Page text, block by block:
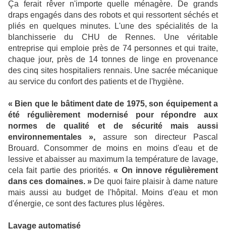
Ça ferait rêver n'importe quelle ménagère. De grands
draps engagés dans des robots et qui ressortent séchés et
pliés en quelques minutes. L'une des spécialités de la
blanchisserie du CHU de Rennes. Une véritable
entreprise qui emploie près de 74 personnes et qui traite,
chaque jour, près de 14 tonnes de linge en provenance
des cinq sites hospitaliers rennais. Une sacrée mécanique
au service du confort des patients et de l'hygiène.
« Bien que le bâtiment date de 1975, son équipement a
été régulièrement modernisé pour répondre aux
normes de qualité et de sécurité mais aussi
environnementales
», assure son directeur Pascal
Brouard. Consommer de moins en moins d'eau et de
lessive et abaisser au maximum la température de lavage,
cela fait partie des priorités.« On innove régulièrement
dans ces domaines. »De quoi faire plaisir à dame nature
mais aussi au budget de l'hôpital. Moins d'eau et mon
d'énergie, ce sont des factures plus légères.
Lavage automatisé